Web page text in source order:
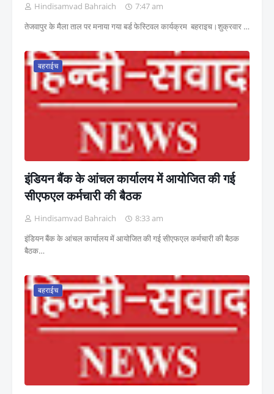
Hindisamvad Bahraich
7:47 am
तेजवापुर के मैला ताल पर मनाया गया बर्ड फेस्टिवल कार्यक्रम बहराइच।शुक्रवार …
बहराईच
इंडियन बैंक के आंचल कार्यालय में आयोजित की गई
सीएफएल कर्मचारी की बैठक
Hindisamvad Bahraich
8:33 am
इंडियन बैंक के आंचल कार्यालय में आयोजित की गई सीएफएल कर्मचारी की बैठक
बैठक…
बहराईच